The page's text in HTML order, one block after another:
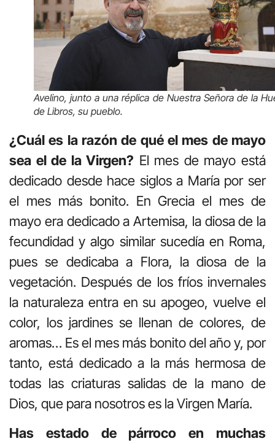
Avelino, junto a una réplica de Nuestra Señora de la
de Libros, su pueblo.
¿Cuál es la razón de qué el mes de mayo
sea el de la Virgen? El mes de mayo está
dedicado desde hace siglos a María por ser
el mes más bonito. En Grecia el mes de
mayo era dedicado a Artemisa, la diosa de la
fecundidad y algo similar sucedía en Roma,
pues se dedicaba a Flora, la diosa de la
vegetación. Después de los fríos invernales
la naturaleza entra en su apogeo, vuelve el
color, los jardines se llenan de colores, de
aromas… Es el mes más bonito del año y, por
tanto, está dedicado a la más hermosa de
todas las criaturas salidas de la mano de
Dios, que para nosotros es la Virgen María.
Has estado de párroco en muchas